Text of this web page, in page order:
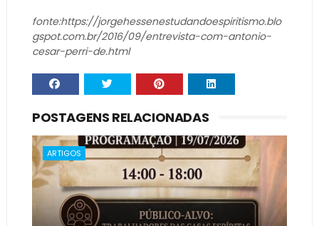
fonte:https://jorgehessenestudandoespiritismo.blo
gspot.com.br/2016/09/entrevista-com-antonio-
cesar-perri-de.html
POSTAGENS RELACIONADAS
ARTIGOS